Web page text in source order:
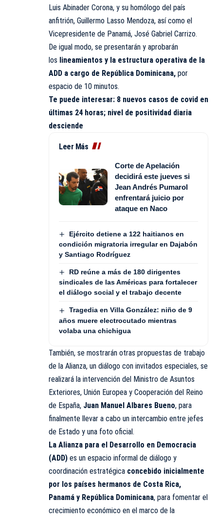
Luis Abinader Corona, y su homólogo del país
anfitrión, Guillermo Lasso Mendoza, así como el
Vicepresidente de Panamá, José Gabriel Carrizo.
De igual modo, se presentarán y aprobarán
los lineamientos y la estructura operativa de la
ADD a cargo de República Dominicana, por
espacio de 10 minutos.
Te puede interesar: 8 nuevos casos de covid en
últimas 24 horas; nivel de positividad diaria
desciende
Leer Más
Corte de Apelación
decidirá este jueves si
Jean Andrés Pumarol
enfrentará juicio por
ataque en Naco
Ejército detiene a 122 haitianos en
condición migratoria irregular en Dajabón
y Santiago Rodríguez
RD reúne a más de 180 dirigentes
sindicales de las Américas para fortalecer
el diálogo social y el trabajo decente
Tragedia en Villa González: niño de 9
años muere electrocutado mientras
volaba una chichigua
También, se mostrarán otras propuestas de trabajo
de la Alianza, un diálogo con invitados especiales, se
realizará la intervención del Ministro de Asuntos
Exteriores, Unión Europea y Cooperación del Reino
de España, Juan Manuel Albares Bueno, para
finalmente llevar a cabo un intercambio entre jefes
de Estado y una foto oficial.
La Alianza para el Desarrollo en Democracia
(ADD) es un espacio informal de diálogo y
coordinación estratégica concebido inicialmente
por los países hermanos de Costa Rica,
Panamá y República Dominicana, para fomentar el
crecimiento económico en el marco de la